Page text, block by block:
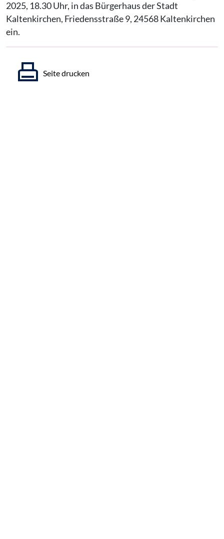
2025, 18.30 Uhr, in das Bürgerhaus der Stadt
Kaltenkirchen, Friedensstraße 9, 24568 Kaltenkirchen
ein.
Seite drucken